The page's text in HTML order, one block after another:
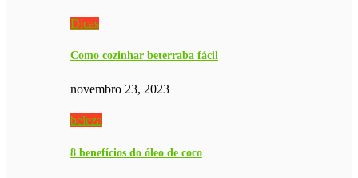
Dicas
Como cozinhar beterraba fácil
novembro 23, 2023
beleza
8 benefícios do óleo de coco